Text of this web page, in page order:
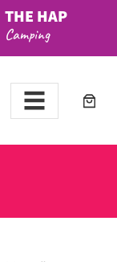
THE HAP
Camping